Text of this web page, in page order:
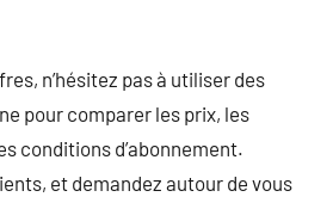
n’hésitez pas à utiliser des
pour comparer les prix, les
conditions d’abonnement.
et demandez autour de vous